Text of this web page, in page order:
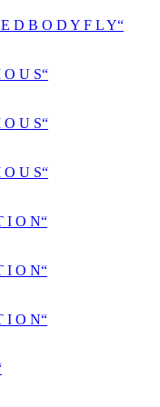
D B O D Y F L Y“
U S“
U S“
U S“
I O N“
I O N“
I O N“